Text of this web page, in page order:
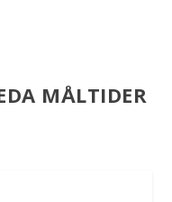
MÅLTIDER